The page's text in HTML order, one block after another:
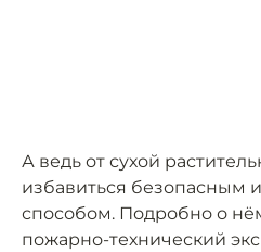
А ведь от сухой
избавиться безопасным
способом. Подробно о
пожарно-технический